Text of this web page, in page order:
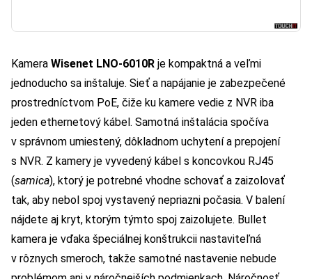
Kamera Wisenet LNO-6010R je kompaktná a veľmi
jednoducho sa inštaluje. Sieť a napájanie je zabezpečené
prostredníctvom PoE, čiže ku kamere vedie z NVR iba
jeden ethernetový kábel. Samotná inštalácia spočíva
v správnom umiestený, dôkladnom uchytení a prepojení
s NVR. Z kamery je vyvedený kábel s koncovkou RJ45
(samica), ktorý je potrebné vhodne schovať a zaizolovať
tak, aby nebol spoj vystavený nepriazni počasia. V balení
nájdete aj kryt, ktorým týmto spoj zaizolujete. Bullet
kamera je vďaka špeciálnej konštrukcii nastaviteľná
v rôznych smeroch, takže samotné nastavenie nebude